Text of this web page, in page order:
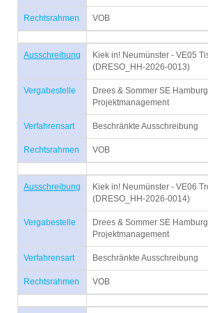
Rechtsrahmen VOB
Ausschreibung
Kiek in! Neumünster - VE05
(DRESO_HH-2026-0013)
Vergabestelle
Drees & Sommer SE
Projektmanagement
Verfahrensart Beschränkte Ausschreibung
Rechtsrahmen VOB
Ausschreibung
Kiek in! Neumünster - VE06
(DRESO_HH-2026-0014)
Vergabestelle
Drees & Sommer SE
Projektmanagement
Verfahrensart Beschränkte Ausschreibung
Rechtsrahmen VOB